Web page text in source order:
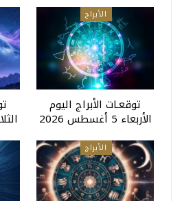
الأبراج
توقعـات الأبراج اليوم
الأربعاء 5 أغسطس 2026
الأبراج